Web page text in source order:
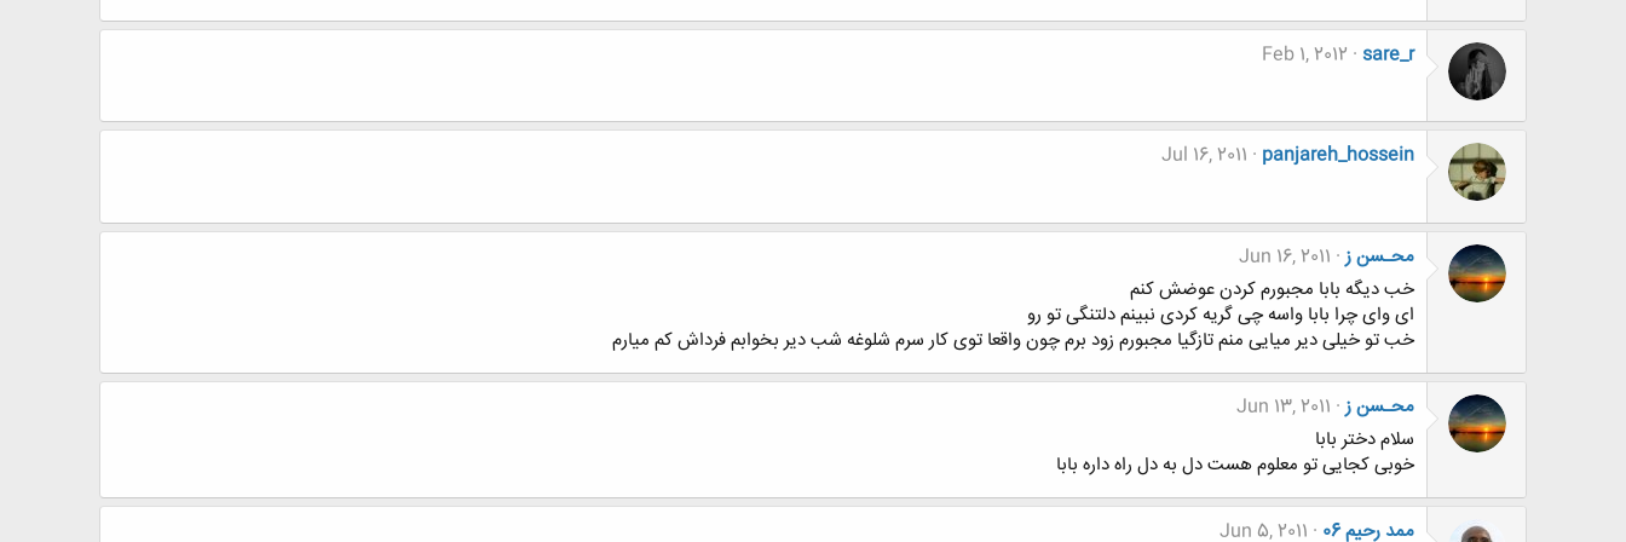
sare_r
Feb 1, 2012
panjareh_hossein
Jul 16, 2011
محـسن ز Jun 16, 2011
خب دیگه بابا مجبورم کردن عوضش کنم
ای وای چرا بابا واسه چی گریه کردی نبینم دلتنگی تو رو
خب تو خیلی دیر میایی منم تازگیا مجبورم زود برم چون واقعا توی کار سرم شلوغه شب دیر بخوابم فرداش کم میارم
محـسن ز Jun 13, 2011
سلام دختر بابا
خوبی کجایی تو معلوم هست دل به دل راه داره بابا
ممد رحیم 06 Jun 5, 2011